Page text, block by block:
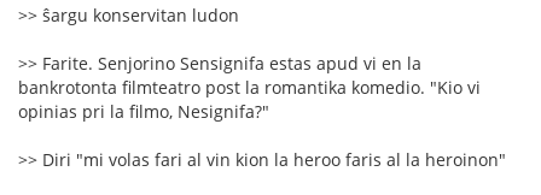
>> ŝargu konservitan ludon
>> Farite. Senjorino Sensignifa estas apud vi en la
bankrotonta filmteatro post la romantika komedio. "Kio vi
opinias pri la filmo, Nesignifa?"
>> Diri "mi volas fari al vin kion la heroo faris al la heroinon"